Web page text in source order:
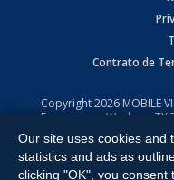
Contrato de
Copyright2026 MOBILE
Expressway, Weslaco, TX
All Rights Reserved.
Our site uses cookies and
statistics and ads as
clicking "OK", you